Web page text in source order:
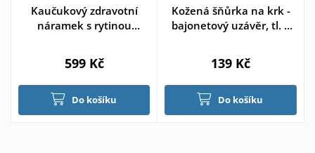
Kaučukový zdravotní
náramek s rytinou
599 Kč
Do košíku
Kožená šňůrka na krk -
bajonetový uzávěr, tl. 3
139 Kč
Do košíku